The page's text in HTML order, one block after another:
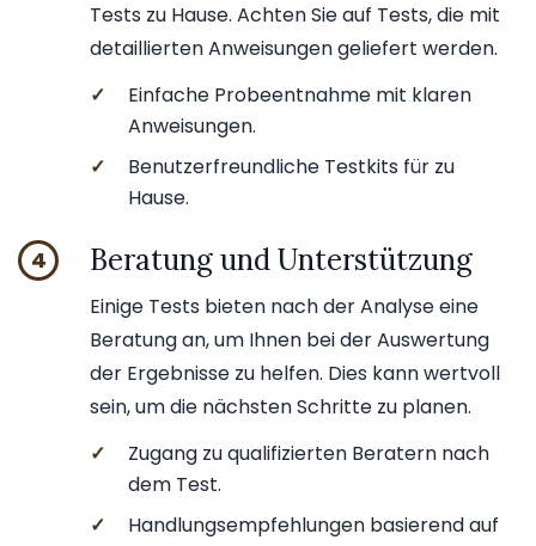
Tests zu Hause. Achten Sie auf Tests, die mit
detaillierten Anweisungen geliefert werden.
✓
Einfache Probeentnahme mit klaren
Anweisungen.
✓
Benutzerfreundliche Testkits für zu
Hause.
4 Beratung und Unterstützung
Einige Tests bieten nach der Analyse eine
Beratung an, um Ihnen bei der Auswertung
der Ergebnisse zu helfen. Dies kann wertvoll
sein, um die nächsten Schritte zu planen.
✓
Zugang zu qualifizierten Beratern nach
dem Test.
✓
Handlungsempfehlungen basierend auf